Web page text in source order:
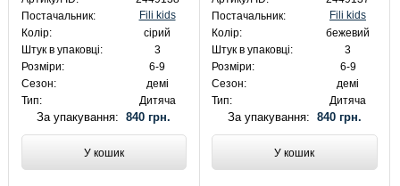
Постачальник:
Fili kids
Колір:
сірий
Штук в упаковці:
3
Розміри:
6-9
Сезон:
демі
Тип:
Дитяча
За упакування:840 грн.
У кошик
Постачальник:
Fili kids
Колір:
бежевий
Штук в упаковці:
3
Розміри:
6-9
Сезон:
демі
Тип:
Дитяча
За упакування: 840 грн.
У кошик